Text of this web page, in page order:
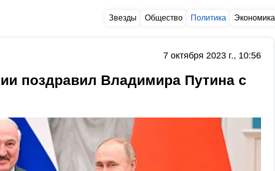
Звезды Общество Политика Экономика
7 октября 2023 г., 10:56
поздравил Владимира Путина с